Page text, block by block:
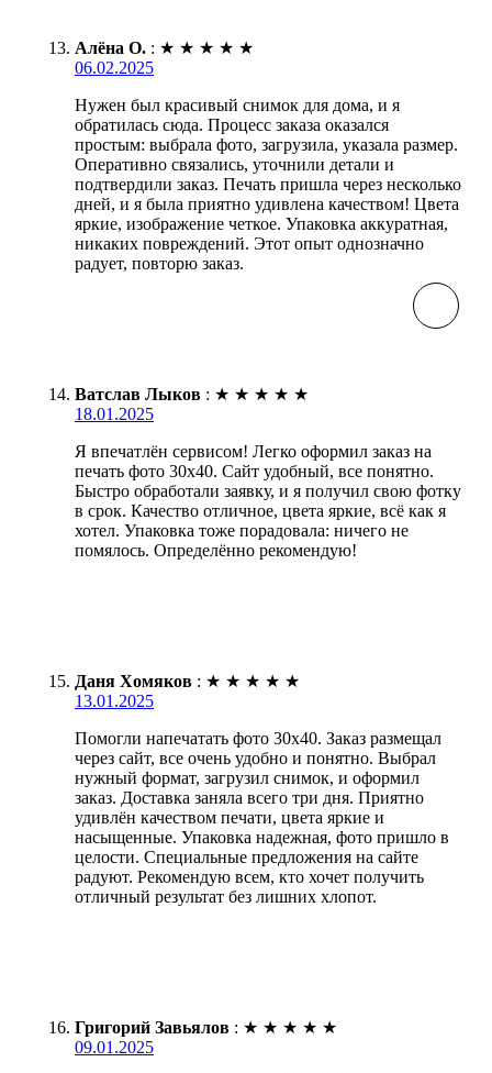
Алёна О. : ★ ★ ★ ★ ★
06.02.2025
Нужен был красивый снимок для дома, и я
обратилась сюда. Процесс заказа оказался
простым: выбрала фото, загрузила, указала размер.
Оперативно связались, уточнили детали и
подтвердили заказ. Печать пришла через несколько
дней, и я была приятно удивлена качеством! Цвета
яркие, изображение четкое. Упаковка аккуратная,
никаких повреждений. Этот опыт однозначно
радует, повторю заказ.
Ватслав Лыков : ★ ★ ★ ★ ★
18.01.2025
Я впечатлён сервисом! Легко оформил заказ на
печать фото 30х40. Сайт удобный, все понятно.
Быстро обработали заявку, и я получил свою фотку
в срок. Качество отличное, цвета яркие, всё как я
хотел. Упаковка тоже порадовала: ничего не
помялось. Определённо рекомендую!
Даня Хомяков : ★ ★ ★ ★ ★
13.01.2025
Помогли напечатать фото 30х40. Заказ размещал
через сайт, все очень удобно и понятно. Выбрал
нужный формат, загрузил снимок, и оформил
заказ. Доставка заняла всего три дня. Приятно
удивлён качеством печати, цвета яркие и
насыщенные. Упаковка надежная, фото пришло в
целости. Специальные предложения на сайте
радуют. Рекомендую всем, кто хочет получить
отличный результат без лишних хлопот.
Григорий Завьялов : ★ ★ ★ ★ ★
09.01.2025